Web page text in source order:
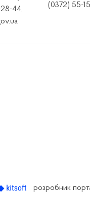
44,
(0372) 55-
розробник